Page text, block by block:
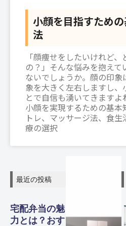
小顔を目指すため
法
「顔痩せをしたいけれど
の？」そんな悩みを抱え
ないでしょうか。顔の印
象を大きく左右しますし、
とで自信も湧いてきますよ
小顔を実現するための基
トレ、マッサージ法、食
療の選択
最近の投稿
宅配弁当の魅
力とは？おす